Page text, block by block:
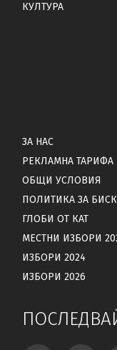
КУЛТУРА
ЗА НАС
РЕКЛАМНА ТАРИФА
ОБЩИ УСЛОВИЯ
ПОЛИТИКА ЗА
ГЛОБИ ОТ КАТ
МЕСТНИ ИЗБОРИ
ИЗБОРИ 2024
ИЗБОРИ 2026